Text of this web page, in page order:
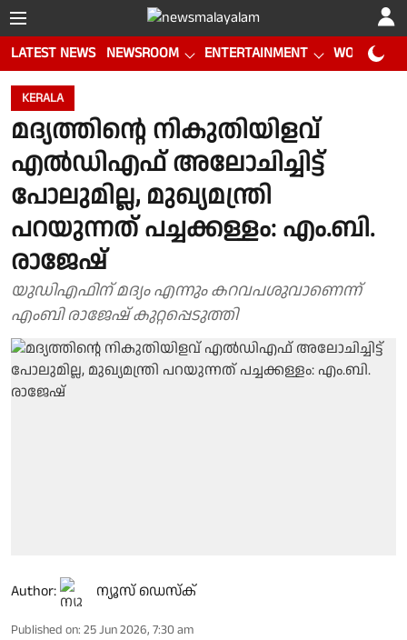
LATEST NEWS NEWSROOM ENTERTAINMENT WORLD CUP
KERALA
മദ്യത്തിന്റെ നികുതിയിളവ്
എല്‍ഡിഎഫ് അലോചിച്ചിട്ട്
പോലുമില്ല, മുഖ്യമന്ത്രി
പറയുന്നത് പച്ചക്കള്ളം: എം.ബി.
രാജേഷ്
യുഡിഎഫിന് മദ്യം എന്നും കറവപശുവാണെന്ന്
എംബി രാജേഷ് കുറ്റപ്പെടുത്തി
Author: ന്യൂസ് ഡെസ്ക്
Published on: 25 Jun 2026, 7:30 am